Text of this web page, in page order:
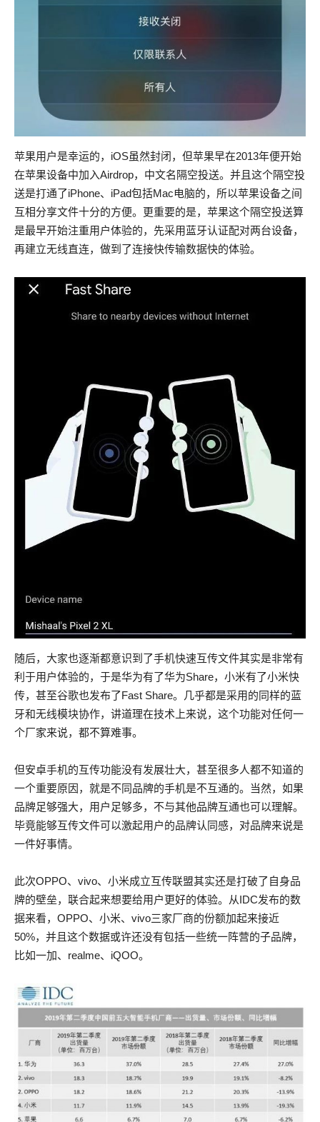
苹果用户是幸运的，iOS虽然封闭，但苹果早在2013年便开始
在苹果设备中加入Airdrop，中文名隔空投送。并且这个隔空投
送是打通了iPhone、iPad包括Mac电脑的，所以苹果设备之间
互相分享文件十分的方便。更重要的是，苹果这个隔空投送算
是最早开始注重用户体验的，先采用蓝牙认证配对两台设备，
再建立无线直连，做到了连接快传输数据快的体验。
随后，大家也逐渐都意识到了手机快速互传文件其实是非常有
利于用户体验的，于是华为有了华为Share，小米有了小米快
传，甚至谷歌也发布了Fast Share。几乎都是采用的同样的蓝
牙和无线模块协作，讲道理在技术上来说，这个功能对任何一
个厂家来说，都不算难事。
但安卓手机的互传功能没有发展壮大，甚至很多人都不知道的
一个重要原因，就是不同品牌的手机是不互通的。当然，如果
品牌足够强大，用户足够多，不与其他品牌互通也可以理解。
毕竟能够互传文件可以激起用户的品牌认同感，对品牌来说是
一件好事情。
此次OPPO、vivo、小米成立互传联盟其实还是打破了自身品
牌的壁垒，联合起来想要给用户更好的体验。从IDC发布的数
据来看，OPPO、小米、vivo三家厂商的份额加起来接近
50%，并且这个数据或许还没有包括一些统一阵营的子品牌，
比如一加、realme、iQOO。